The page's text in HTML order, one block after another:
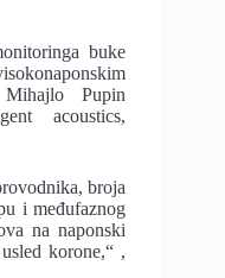
buke
Pupin
acoustics,
broja
i međufaznog
na naponski
korone,“ ,